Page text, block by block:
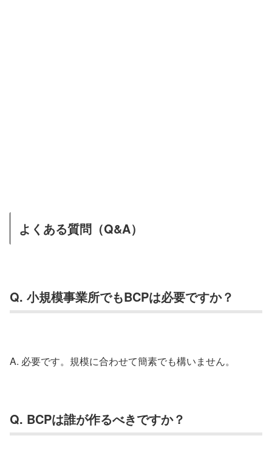
よくある質問（Q&A）
Q. 小規模事業所でもBCPは必要ですか？
A. 必要です。規模に合わせて簡素でも構いません。
Q. BCPは誰が作るべきですか？